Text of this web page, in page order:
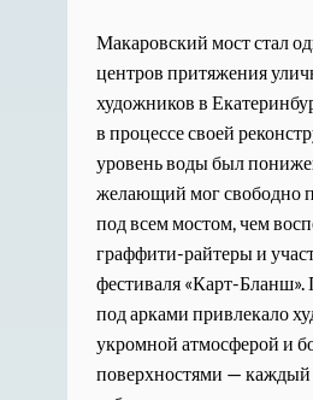
Макаровский мост стал
центров притяжения
художников в
в процессе своей
уровень воды был
желающий мог свободно
под всем мостом, чем
граффити-райтеры и
фестиваля «Карт-Бланш».
под арками привлекало
укромной атмосферой и
поверхностями — каждый